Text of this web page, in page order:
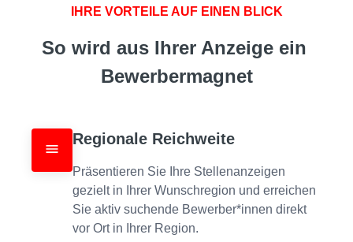
IHRE VORTEILE AUF EINEN BLICK
So wird aus Ihrer Anzeige ein
Bewerbermagnet
Regionale Reichweite
Präsentieren Sie Ihre Stellenanzeigen
gezielt in Ihrer Wunschregion und erreichen
Sie aktiv suchende Bewerber*innen direkt
vor Ort in Ihrer Region.